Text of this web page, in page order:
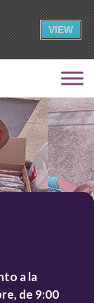
a la
de 9:00
VIEW